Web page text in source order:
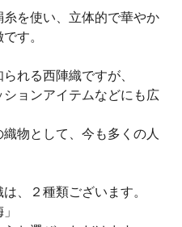
を使い、立体的で華やか
す。
れる西陣織ですが、
ョンアイテムなどにも広
物として、今も多くの人
、２種類ございます。